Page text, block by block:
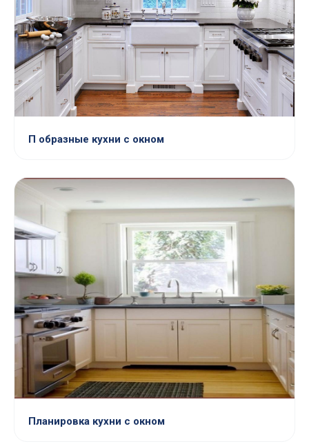
П образные кухни с окном
Планировка кухни с окном